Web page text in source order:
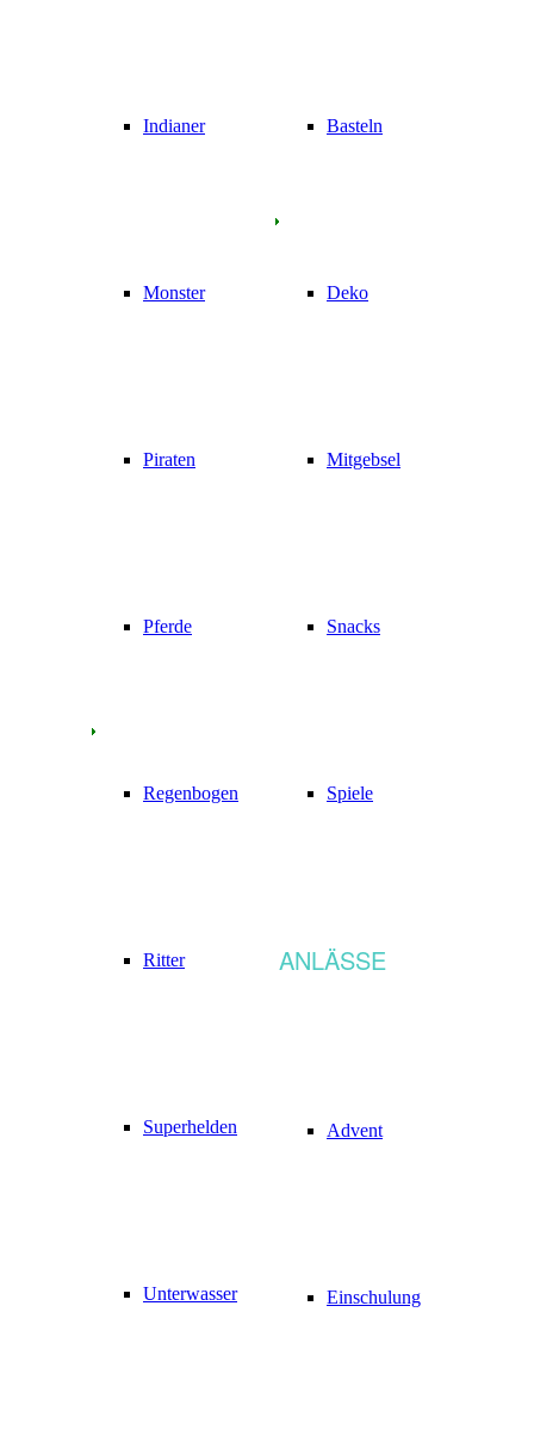
Indianer
Monster
Piraten
Pferde
Regenbogen
Ritter
Superhelden
Unterwasser
Basteln
Deko
Mitgebsel
Snacks
Spiele
ANLÄSSE
Advent
Einschulung